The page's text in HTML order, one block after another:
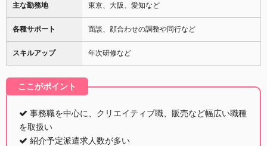
主な勤務地 東京、大阪、愛知など
各種サポート 面談、顔合わせの調整や同行など
スキルアップ 年次研修など
ここがポイント
事務職を中心に、クリエイティブ職、販売など幅広い職種
を取扱い
紹介予定派遣求人数が多い